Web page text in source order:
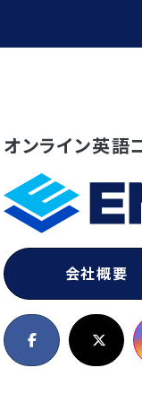
オンライン英語
会社概要